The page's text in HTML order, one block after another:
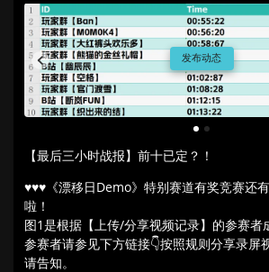
发布动态
1 2
【最后三小时战报】前十已定？！
♥♥♥《漂移日Demo》特别赛道有奖竞赛还
啦！
图1是根据【上传/分享视频记录】的参赛者
参赛者请参见下方链接👇按照规则分享录屏
请告知。